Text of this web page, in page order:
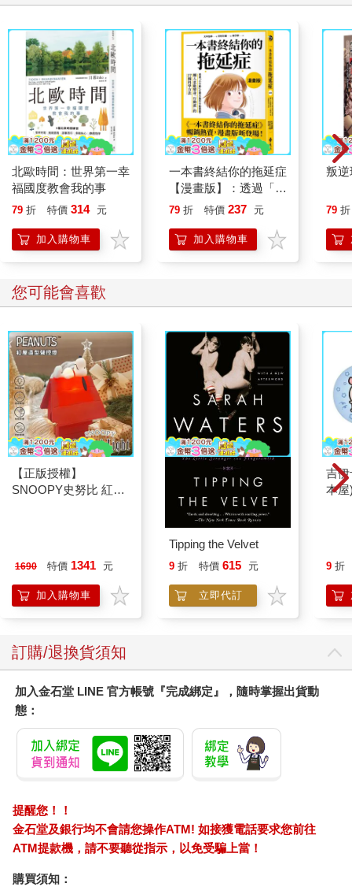
北歐時間：世界第一幸
福國度教會我的事
79 折 特價 314 元
加入購物車
一本書終結你的拖延症
【漫畫版】：透過「小
行動」打開大腦的行動
「行動派」的37個科
學方法
79 折 特價 237 元
加入購物車
叛逆
79 折
您可能會喜歡
【正版授權】
SNOOPY史努比 紅屋
1690 特價 1341 元
加入購物車
Tipping the Velvet
9 折 特價 615 元
立即代訂
吉
本屋
9 折
訂購/退換貨須知
加入金石堂 LINE 官方帳號『完成綁定』，隨時掌握出貨動
態：
提醒您！！
金石堂及銀行均不會請您操作ATM! 如接獲電話要求您前往
ATM提款機，請不要聽從指示，以免受騙上當！
購買須知：